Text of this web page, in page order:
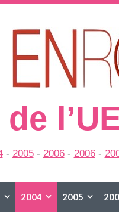
- 2005- 2006- 2006-
2004 2005